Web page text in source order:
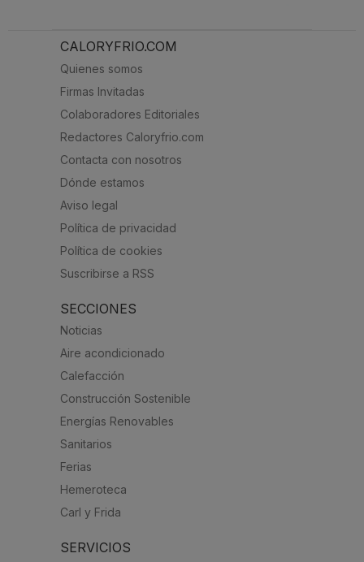
CALORYFRIO.COM
Quienes somos
Firmas Invitadas
Colaboradores Editoriales
Redactores Caloryfrio.com
Contacta con nosotros
Dónde estamos
Aviso legal
Política de privacidad
Política de cookies
Suscribirse a RSS
SECCIONES
Noticias
Aire acondicionado
Calefacción
Construcción Sostenible
Energías Renovables
Sanitarios
Ferias
Hemeroteca
Carl y Frida
SERVICIOS